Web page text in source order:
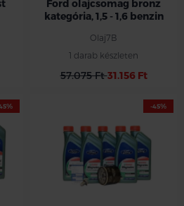
Ford olajcsomag bronz
kategória, 1,5 - 1,6 benzin
Olaj7B
1 darab készleten
57.075 Ft31.156 Ft
-45%